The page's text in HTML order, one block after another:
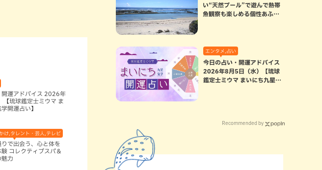
開運アドバイス 2026年
【琉球鑑定士ミウマ ま
開運占い】
,沖縄そば,沖縄の海,那覇市
け,タレント・芸人,テレビ
で出会う、心と体を
コレクティブスパ＆
魅力
い“天然プール”で遊んで熱帯
魚観察も楽しめる個性あふれ
エンタメ,占い
今日の占い・開運アドバイス
2026年8月5日（水）【琉球
鑑定士ミウマ まいにち九星気
Recommended by